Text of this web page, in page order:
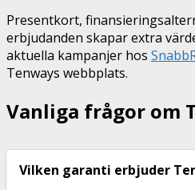
Presentkort,
erbjudanden skapar extra
aktuella kampanjer hos
Tenways webbplats.
Vanliga frågor om
Vilken garanti erbjuder